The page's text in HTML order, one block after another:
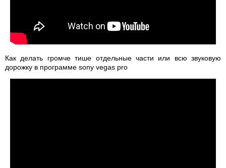
Как делать громче тише отдельные части или всю звуковую
дорожку в программе sony vegas pro